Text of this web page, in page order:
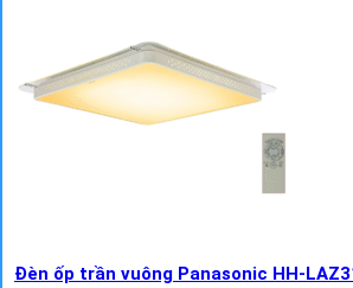
Đèn ốp trần vuông Panasonic HH-